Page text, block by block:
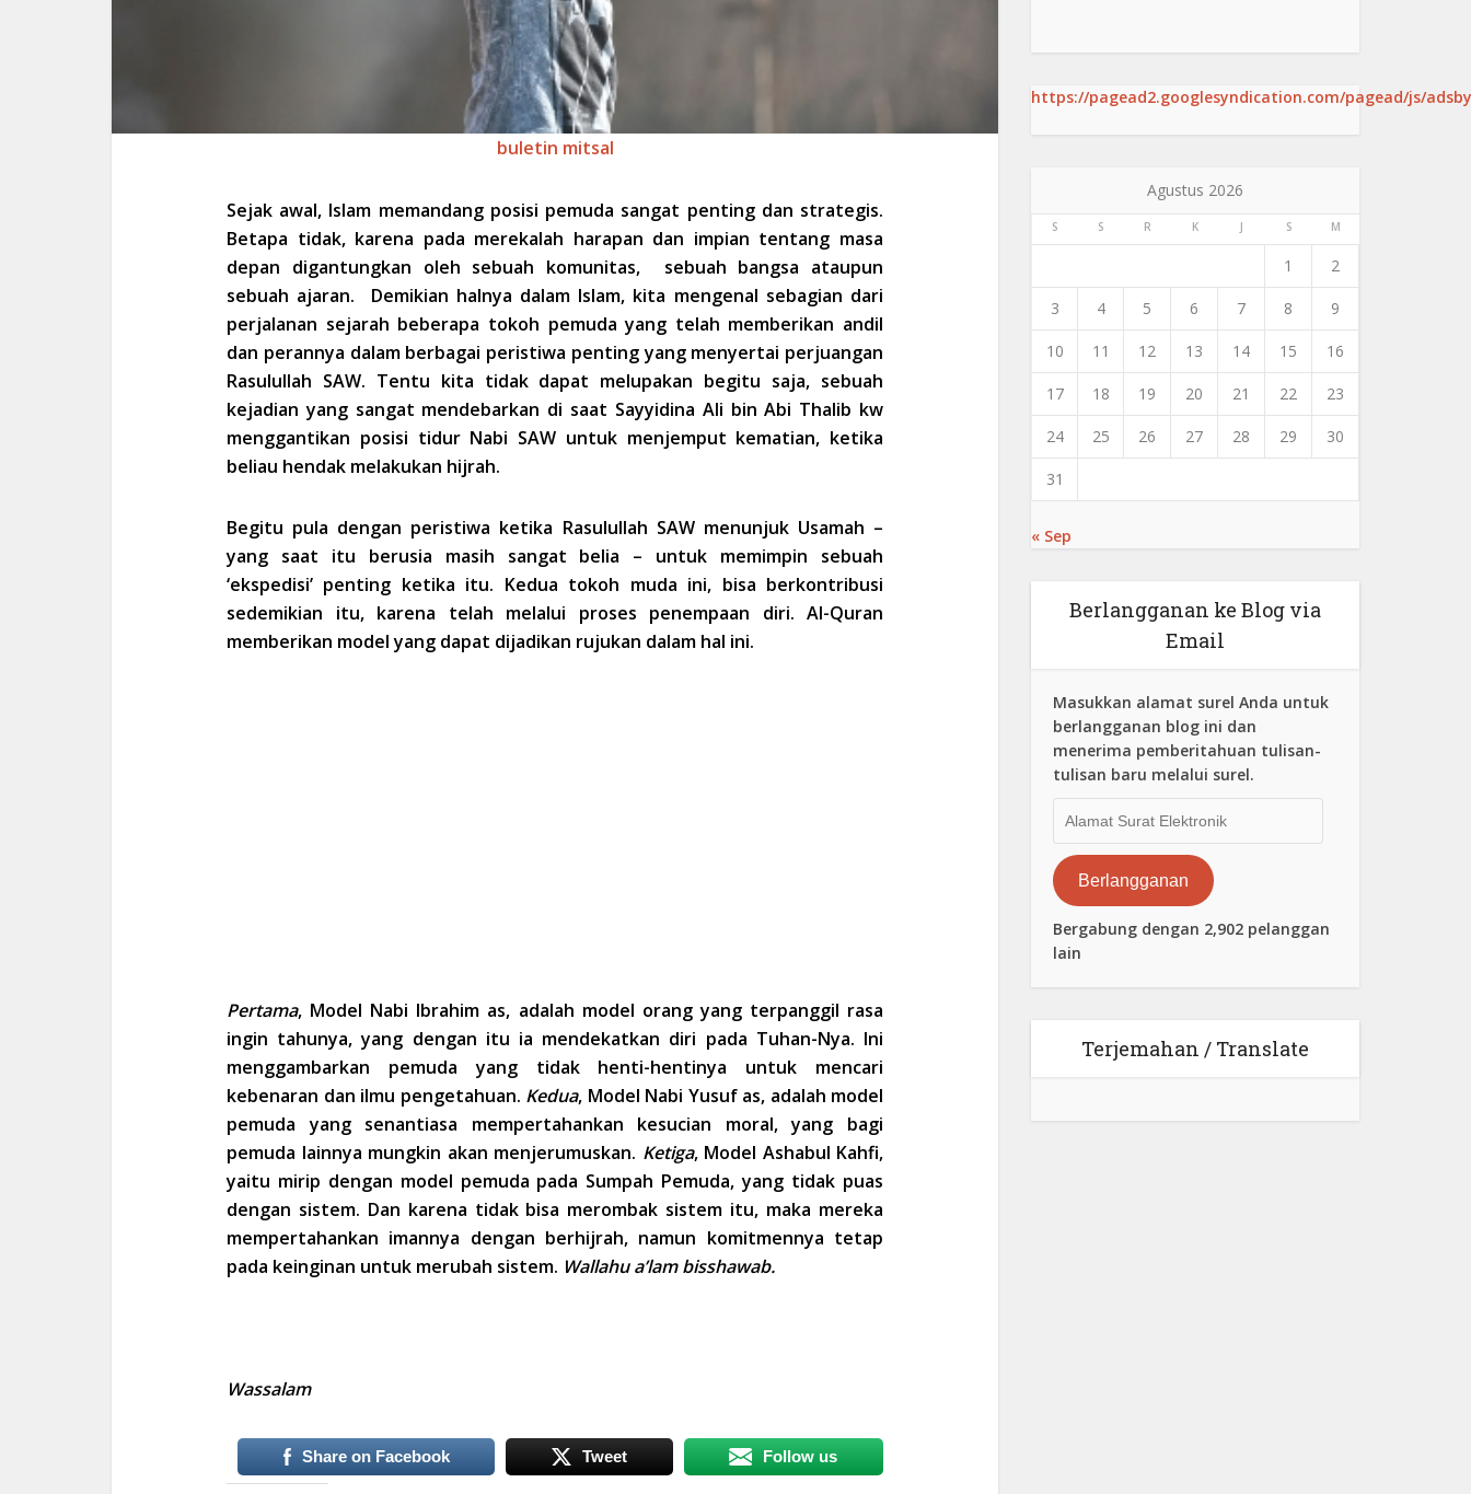
buletin mitsal
Sejak awal, Islam memandang posisi pemuda sangat penting dan strategis.
Betapa tidak, karena pada merekalah harapan dan impian tentang masa
depan digantungkan oleh sebuah komunitas, sebuah bangsa ataupun
sebuah ajaran. Demikian halnya dalam Islam, kita mengenal sebagian dari
perjalanan sejarah beberapa tokoh pemuda yang telah memberikan andil
dan perannya dalam berbagai peristiwa penting yang menyertai perjuangan
Rasulullah SAW. Tentu kita tidak dapat melupakan begitu saja, sebuah
kejadian yang sangat mendebarkan di saat Sayyidina Ali bin Abi Thalib kw
menggantikan posisi tidur Nabi SAW untuk menjemput kematian, ketika
beliau hendak melakukan hijrah.
Begitu pula dengan peristiwa ketika Rasulullah SAW menunjuk Usamah –
yang saat itu berusia masih sangat belia – untuk memimpin sebuah
‘ekspedisi’ penting ketika itu. Kedua tokoh muda ini, bisa berkontribusi
sedemikian itu, karena telah melalui proses penempaan diri. Al-Quran
memberikan model yang dapat dijadikan rujukan dalam hal ini.
Pertama, Model Nabi Ibrahim as, adalah model orang yang terpanggil rasa
ingin tahunya, yang dengan itu ia mendekatkan diri pada Tuhan-Nya. Ini
menggambarkan pemuda yang tidak henti-hentinya untuk mencari
kebenaran dan ilmu pengetahuan. Kedua, Model Nabi Yusuf as, adalah model
pemuda yang senantiasa mempertahankan kesucian moral, yang bagi
pemuda lainnya mungkin akan menjerumuskan. Ketiga, Model Ashabul Kahfi,
yaitu mirip dengan model pemuda pada Sumpah Pemuda, yang tidak puas
dengan sistem. Dan karena tidak bisa merombak sistem itu, maka mereka
mempertahankan imannya dengan berhijrah, namun komitmennya tetap
pada keinginan untuk merubah sistem. Wallahu a’lam bisshawab.
Wassalam
Share on Facebook Tweet Follow us
https://pagead2.googlesyndication.com/pagead/js/
Agustus 2026
S S R K J S M
1 2
3 4 5 6 7 8 9
10 11 12 13 14 15 16
17 18 19 20 21 22 23
24 25 26 27 28 29 30
31
« Sep
Berlangganan ke Blog via
Email
Masukkan alamat surel Anda untuk
berlangganan blog ini dan
menerima pemberitahuan tulisan-
tulisan baru melalui surel.
Surat
Elektronik
Berlangganan
Bergabung dengan 2,902 pelanggan
lain
Terjemahan / Translate